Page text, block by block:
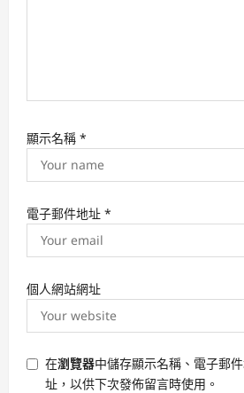
顯示名稱 *
電子郵件地址 *
個人網站網址
在瀏覽器中儲存顯示名稱、電子郵
址，以供下次發佈留言時使用。